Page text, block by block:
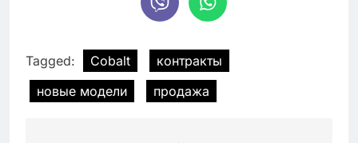
Tagged: Cobalt
контракты
новые модели
продажа